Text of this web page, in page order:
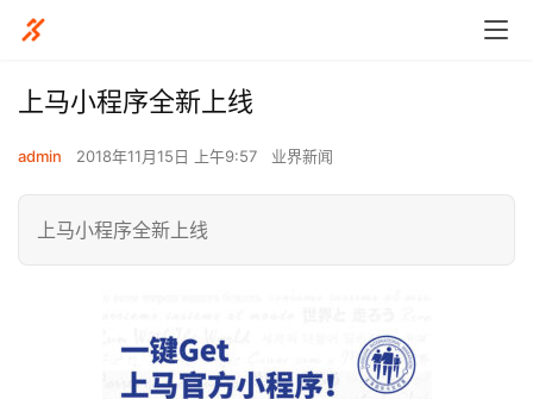
上马小程序全新上线
admin 2018年11月15日 上午9:57 业界新闻
上马小程序全新上线